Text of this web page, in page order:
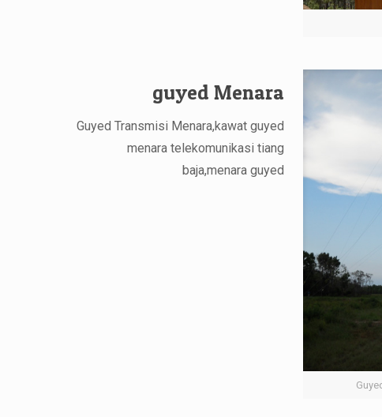
guyed Menara
Guyed Transmisi Menara,kawat guyed
menara telekomunikasi tiang
baja,menara guyed